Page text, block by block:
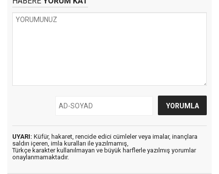
UYARI: Küfür, hakaret, rencide edici cümleler veya imalar, inançlara
saldırı içeren, imla kuralları ile yazılmamış,
Türkçe karakter kullanılmayan ve büyük harflerle yazılmış yorumlar
onaylanmamaktadır.